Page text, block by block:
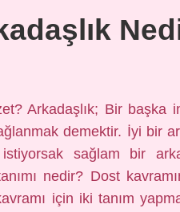
Arkadaşlık; Bir başka
demektir. İyi bir
sağlam bir
nedir? Dost
için iki tanım